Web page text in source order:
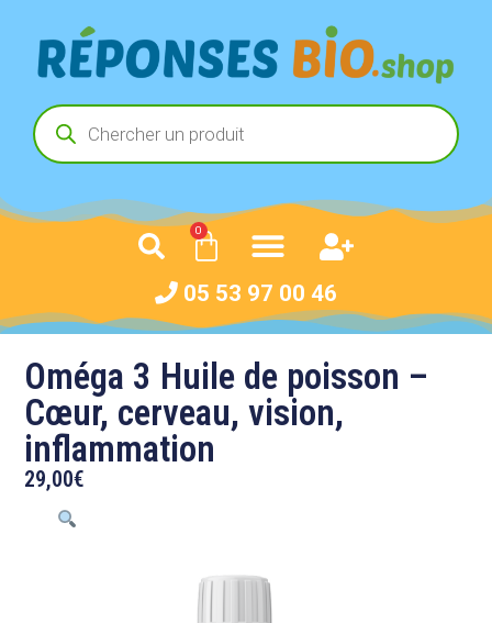
0
05 53 97 00 46
Oméga 3 Huile de poisson –
Cœur, cerveau, vision,
inflammation
29,00€